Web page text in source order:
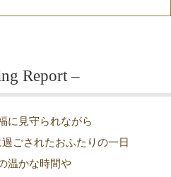
Report –
に見守られながら
ごされたおふたりの一日
温かな時間や